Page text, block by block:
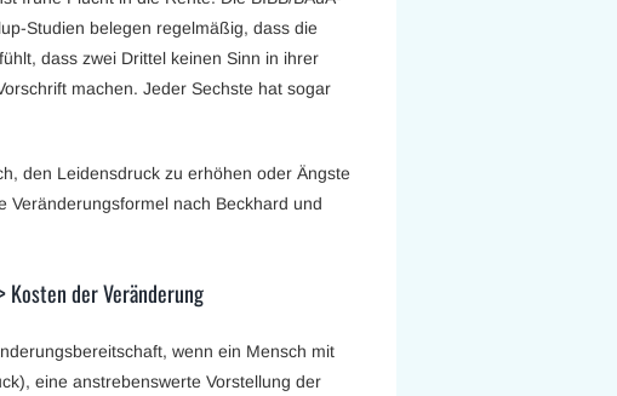
Studien belegen regelmäßig, dass die
dass zwei Drittel keinen Sinn in ihrer
machen. Jeder Sechste hat sogar
den Leidensdruck zu erhöhen oder Ängste
Veränderungsformel nach Beckhard und
der Veränderung
wenn ein Mensch mit
eine anstrebenswerte Vorstellung der